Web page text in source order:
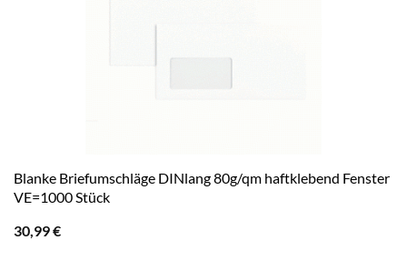
Blanke Briefumschläge DINlang 80g/qm haftklebend Fenster
VE=1000 Stück
30,99€